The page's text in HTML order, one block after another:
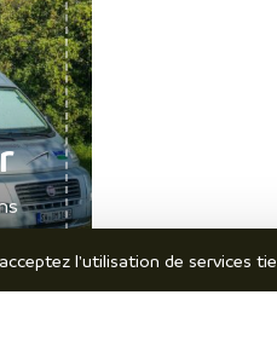
l'utilisation de services